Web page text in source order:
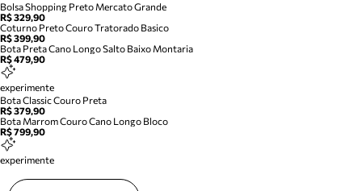
Bolsa Shopping Preto Mercato Grande
R$ 329,90
Coturno Preto Couro Tratorado Basico
R$ 399,90
Bota Preta Cano Longo Salto Baixo Montaria
R$ 479,90
experimente
Bota Classic Couro Preta
R$ 379,90
Bota Marrom Couro Cano Longo Bloco
R$ 799,90
experimente